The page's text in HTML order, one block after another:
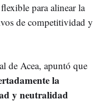
para alinear la
de competitividad y
de Acea, apuntó que
la
y neutralidad